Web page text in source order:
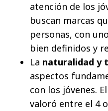
atención de los
buscan marcas
personas, con
bien definidos y
La naturalidad y
aspectos
con los jóvenes.
valoró entre el 4